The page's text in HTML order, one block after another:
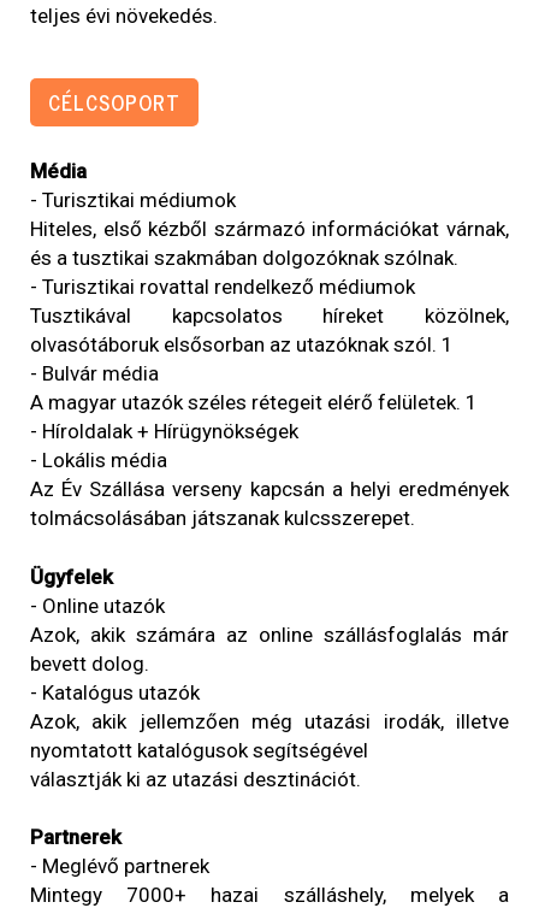
teljes évi növekedés.
CÉLCSOPORT
Média
- Turisztikai médiumok
Hiteles, első kézből származó információkat várnak,
és a tusztikai szakmában dolgozóknak szólnak.
- Turisztikai rovattal rendelkező médiumok
Tusztikával kapcsolatos híreket közölnek,
olvasótáboruk elsősorban az utazóknak szól. 1
- Bulvár média
A magyar utazók széles rétegeit elérő felületek. 1
- Híroldalak + Hírügynökségek
- Lokális média
Az Év Szállása verseny kapcsán a helyi eredmények
tolmácsolásában játszanak kulcsszerepet.
Ügyfelek
- Online utazók
Azok, akik számára az online szállásfoglalás már
bevett dolog.
- Katalógus utazók
Azok, akik jellemzően még utazási irodák, illetve
nyomtatott katalógusok segítségével
választják ki az utazási desztinációt.
Partnerek
- Meglévő partnerek
Mintegy 7000+ hazai szálláshely, melyek a